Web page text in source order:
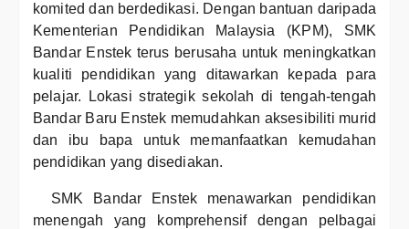
komited dan berdedikasi. Dengan bantuan daripada
Kementerian Pendidikan Malaysia (KPM), SMK
Bandar Enstek terus berusaha untuk meningkatkan
kualiti pendidikan yang ditawarkan kepada para
pelajar. Lokasi strategik sekolah di tengah-tengah
Bandar Baru Enstek memudahkan aksesibiliti murid
dan ibu bapa untuk memanfaatkan kemudahan
pendidikan yang disediakan.
SMK Bandar Enstek menawarkan pendidikan
menengah yang komprehensif dengan pelbagai